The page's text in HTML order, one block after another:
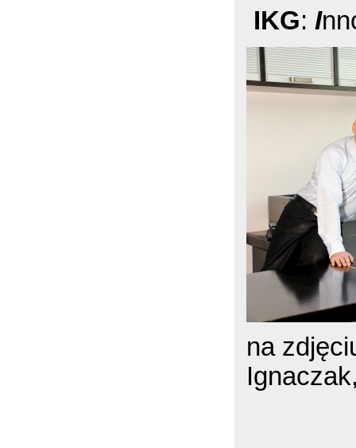
IKG: I
na